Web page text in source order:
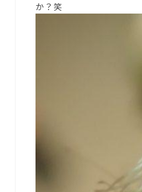
か？笑